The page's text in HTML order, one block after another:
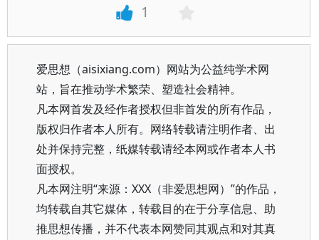
1
爱思想（aisixiang.com）网站为公益纯学术网
站，旨在推动学术繁荣、塑造社会精神。
凡本网首发及经作者授权但非首发的所有作品，
版权归作者本人所有。网络转载请注明作者、出
处并保持完整，纸媒转载请经本网或作者本人书
面授权。
凡本网注明“来源：XXX（非爱思想网）”的作品，
均转载自其它媒体，转载目的在于分享信息、助
推思想传播，并不代表本网赞同其观点和对其真